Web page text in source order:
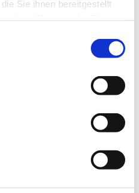
Sie ihnen bereitgestellt